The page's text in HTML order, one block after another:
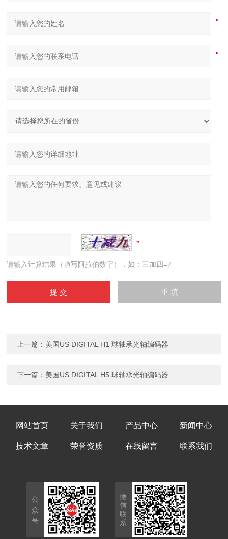
请输入计算结果（填写阿拉伯数字），如：三加四=7
上一篇： 美国US DIGITAL H1 球轴承光轴编码器
下一篇： 美国US DIGITAL H5 球轴承光轴编码器
网站首页 关于我们 产品中心 新闻中心
技术文章 荣誉资质 在线留言 联系我们
公
众
号
微
信
联
系